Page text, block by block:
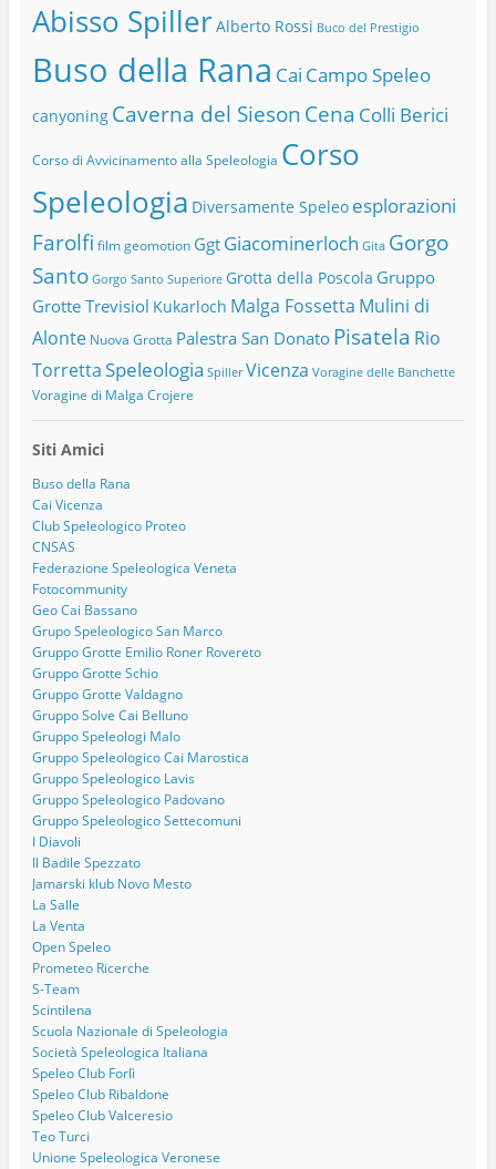
Abisso SpillerAlberto Rossi Buco del Prestigio
Buso della Rana Cai Campo Speleo
canyoning Caverna del Sieson Cena Colli Berici
Corso di Avvicinamento alla Speleologia Corso
Speleologia Diversamente Speleo esplorazioni
Farolfi film geomotion Ggt Giacominerloch Gita Gorgo
Santo Gorgo Santo Superiore Grotta della Poscola Gruppo
Grotte Trevisiol Kukarloch Malga Fossetta Mulini di
Alonte Nuova Grotta Palestra San Donato Pisatela Rio
TorrettaSpeleologia Spiller Vicenza Voragine delle Banchette
Voragine di Malga Crojere
Siti Amici
Buso della Rana
Cai Vicenza
Club Speleologico Proteo
CNSAS
Federazione Speleologica Veneta
Fotocommunity
Geo Cai Bassano
Grupo Speleologico San Marco
Gruppo Grotte Emilio Roner Rovereto
Gruppo Grotte Schio
Gruppo Grotte Valdagno
Gruppo Solve Cai Belluno
Gruppo Speleologi Malo
Gruppo Speleologico Cai Marostica
Gruppo Speleologico Lavis
Gruppo Speleologico Padovano
Gruppo Speleologico Settecomuni
I Diavoli
Il Badile Spezzato
Jamarski klub Novo Mesto
La Salle
La Venta
Open Speleo
Prometeo Ricerche
S-Team
Scintilena
Scuola Nazionale di Speleologia
Società Speleologica Italiana
Speleo Club Forlì
Speleo Club Ribaldone
Speleo Club Valceresio
Teo Turci
Unione Speleologica Veronese